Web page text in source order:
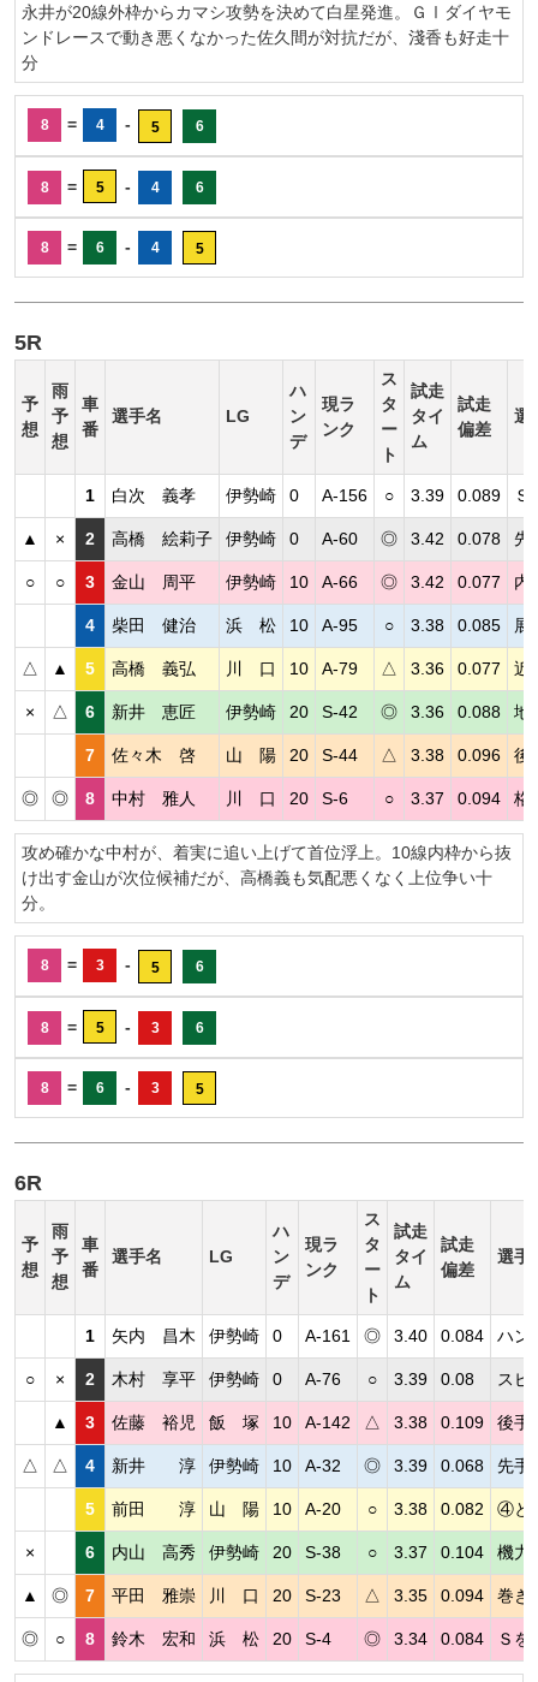
永井が20線外枠からカマシ攻勢を決めて白星発進。ＧⅠダイヤモ
ンドレースで動き悪くなかった佐久間が対抗だが、淺香も好走十
分
8 = 4 - 5 6
8 = 5 - 4 6
8 = 6 - 4 5
5R
予
想
雨
予
想
車
番
選手名 LG
ハ
ン
デ
現ラ
ンク
ス
タ
ー
ト
試走
タイ
ム
試走
偏差
選
1 白次 義孝 伊勢崎 0 A-156 ○ 3.39 0.089 Ｓ
▲ × 2 高橋 絵莉子 伊勢崎 0 A-60 ◎ 3.42 0.078 先
○ ○ 3 金山 周平 伊勢崎 10 A-66 ◎ 3.42 0.077 内
4 柴田 健治 浜 松 10 A-95 ○ 3.38 0.085 展
△ ▲ 5 高橋 義弘 川 口 10 A-79 △ 3.36 0.077 近
× △ 6 新井 恵匠 伊勢崎 20 S-42 ◎ 3.36 0.088 地
7 佐々木 啓 山 陽 20 S-44 △ 3.38 0.096 後
◎ ◎ 8 中村 雅人 川 口 20 S-6 ○ 3.37 0.094 格
攻め確かな中村が、着実に追い上げて首位浮上。10線内枠から抜
け出す金山が次位候補だが、高橋義も気配悪くなく上位争い十
分。
8 = 3 - 5 6
8 = 5 - 3 6
8 = 6 - 3 5
6R
予
想
雨
予
想
車
番
選手名 LG
ハ
ン
デ
現ラ
ンク
ス
タ
ー
ト
試走
タイ
ム
試走
偏差
選手
1 矢内 昌木 伊勢崎 0 A-161 ◎ 3.40 0.084 ハン
○ × 2 木村 享平 伊勢崎 0 A-76 ○ 3.39 0.08 スピ
▲ 3 佐藤 裕児 飯 塚 10 A-142 △ 3.38 0.109 後手
△ △ 4 新井 淳 伊勢崎 10 A-32 ◎ 3.39 0.068 先手
5 前田 淳 山 陽 10 A-20 ○ 3.38 0.082 ④と
× 6 内山 高秀 伊勢崎 20 S-38 ○ 3.37 0.104 機力
▲ ◎ 7 平田 雅崇 川 口 20 S-23 △ 3.35 0.094 巻き
◎ ○ 8 鈴木 宏和 浜 松 20 S-4 ◎ 3.34 0.084 Ｓを